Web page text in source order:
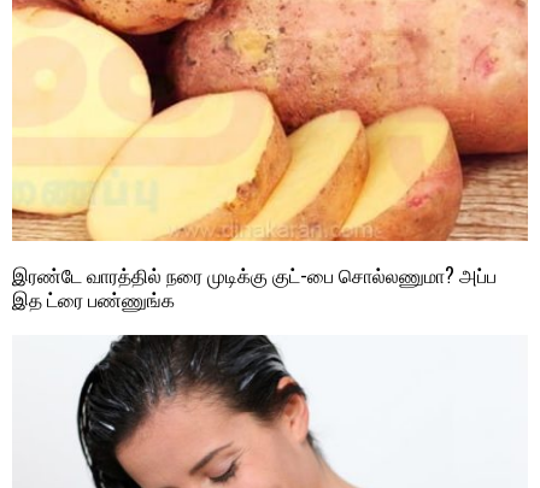
இரண்டே வாரத்தில் நரை முடிக்கு குட்-பை சொல்லணுமா? அப்ப
இத ட்ரை பண்ணுங்க